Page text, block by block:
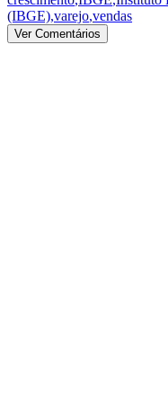
(IBGE),varejo,vendas
Ver Comentários